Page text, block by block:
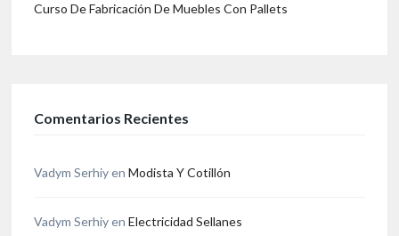
Curso De Fabricación De Muebles Con Pallets
Comentarios Recientes
Vadym Serhiyen Modista Y Cotillón
Vadym Serhiyen Electricidad Sellanes